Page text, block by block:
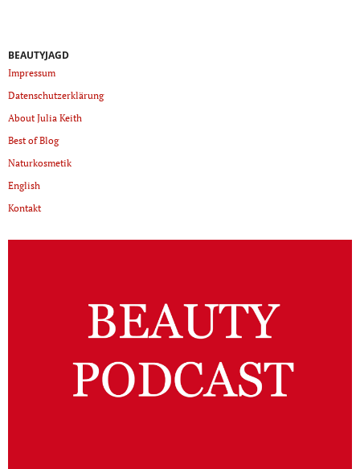
BEAUTYJAGD
Impressum
Datenschutzerklärung
About Julia Keith
Best of Blog
Naturkosmetik
English
Kontakt